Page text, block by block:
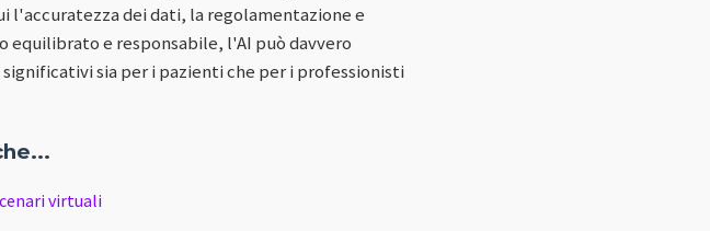
l'accuratezza dei dati, la regolamentazione e
equilibrato e responsabile, l'AI può davvero
sia per i pazienti che per i professionisti
virtuali